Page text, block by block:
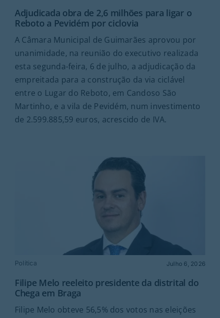
Adjudicada obra de 2,6 milhões para ligar o
Reboto a Pevidém por ciclovia
A Câmara Municipal de Guimarães aprovou por
unanimidade, na reunião do executivo realizada
esta segunda-feira, 6 de julho, a adjudicação da
empreitada para a construção da via ciclável
entre o Lugar do Reboto, em Candoso São
Martinho, e a vila de Pevidém, num investimento
de 2.599.885,59 euros, acrescido de IVA.
Política Julho 6, 2026
Filipe Melo reeleito presidente da distrital do
Chega em Braga
Filipe Melo obteve 56,5% dos votos nas eleições